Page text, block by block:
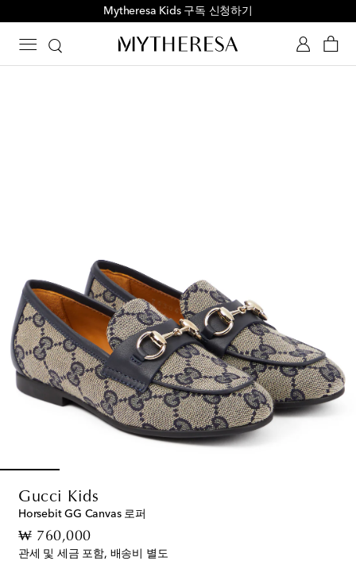
Mytheresa Kids 구독 신청하기
Gucci Kids
Horsebit GG Canvas 로퍼
₩ 760,000original price
관세 및 세금 포함, 배송비 별도